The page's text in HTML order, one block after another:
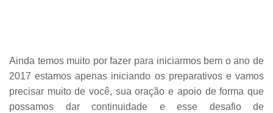
Ainda temos muito por fazer para iniciarmos bem o ano de
2017 estamos apenas iniciando os preparativos e vamos
precisar muito de você, sua oração e apoio de forma que
possamos dar continuidade e esse desafio de